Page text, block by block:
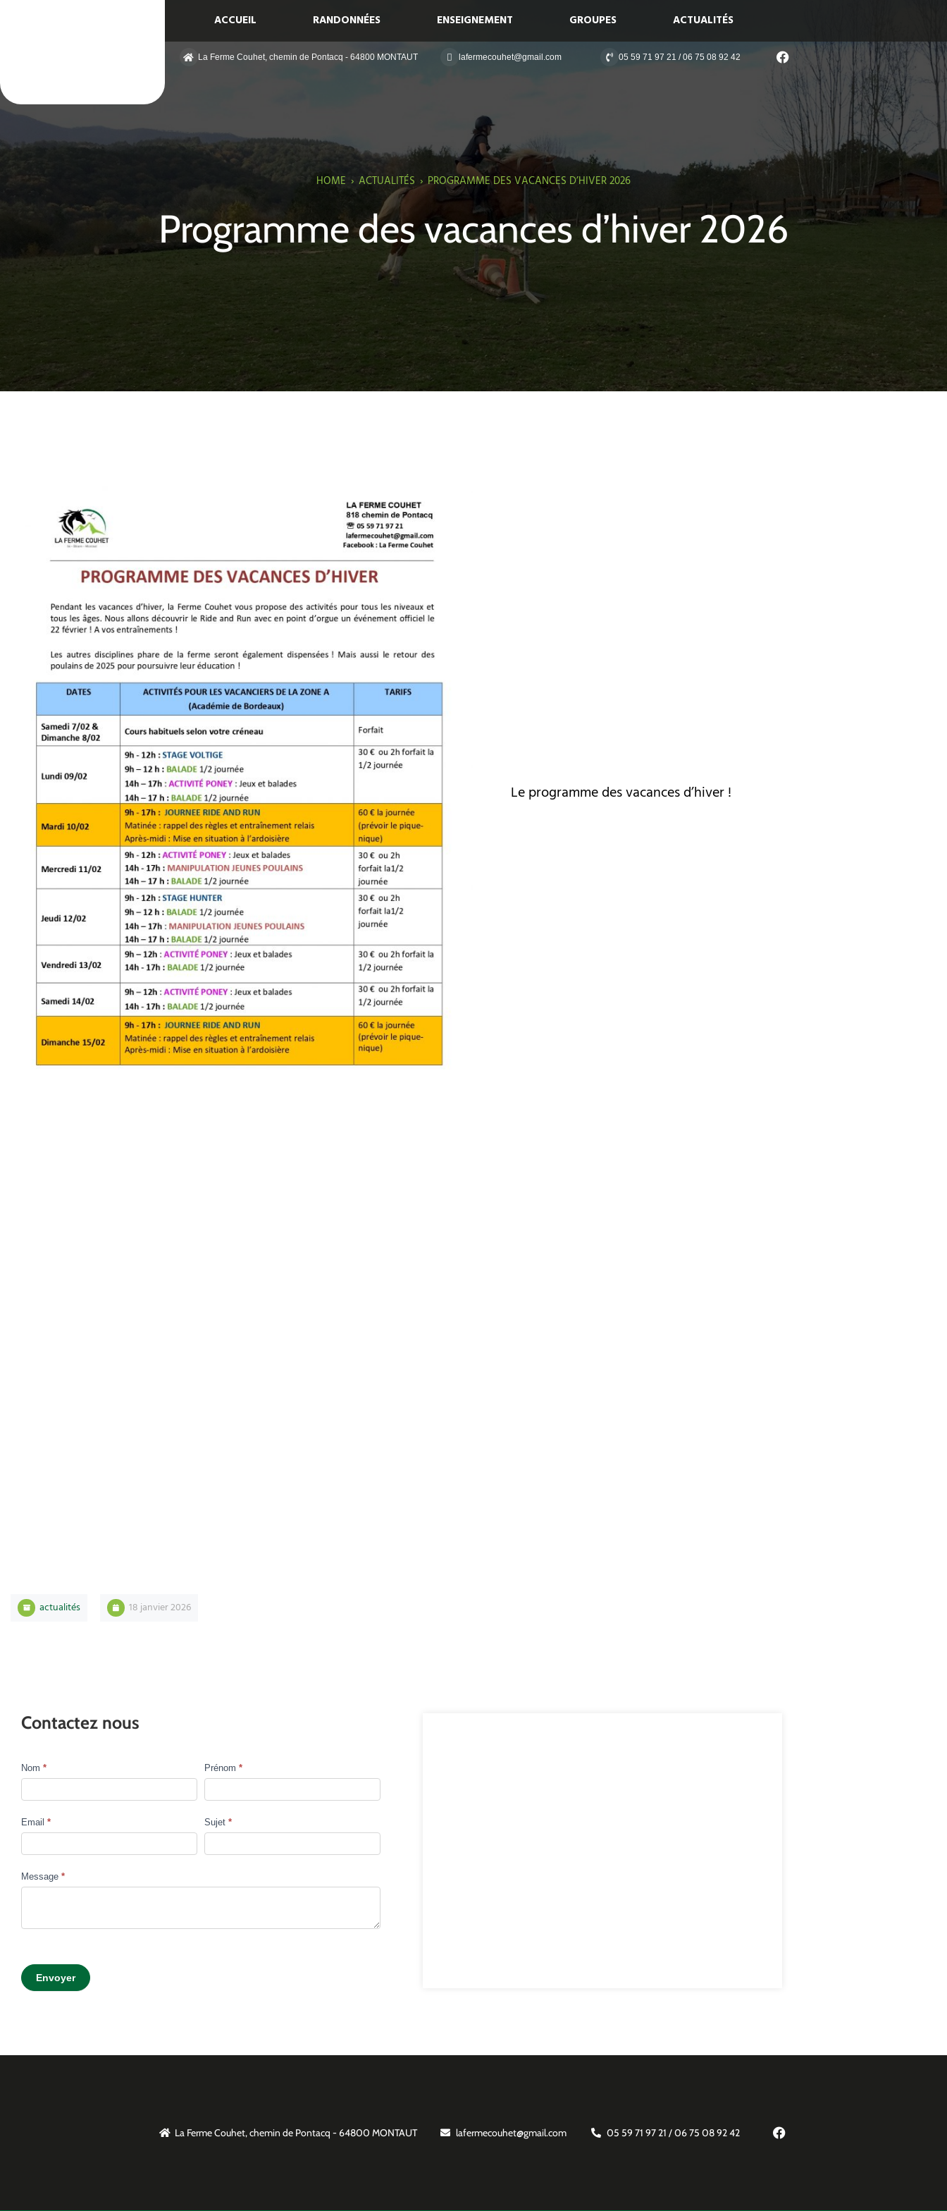
ACCUEIL RANDONNÉES ENSEIGNEMENT GROUPES ACTUALITÉS
La Ferme Couhet, chemin de Pontacq - 64800 MONTAUT lafermecouhet@gmail.com 05 59 71 97 21 / 06 75 08 92 42
HOME › ACTUALITÉS ›PROGRAMME DES VACANCES D’HIVER 2026
Programme des vacances d’hiver 2026
Le programme des vacances d’hiver !
actualités 18 janvier 2026
Contactez nous
Contact
Us
Nom * Prénom*
Email * Sujet*
Message *
Envoyer
La Ferme Couhet, chemin de Pontacq - 64800 MONTAUT lafermecouhet@gmail.com 05 59 71 97 21 / 06 75 08 92 42